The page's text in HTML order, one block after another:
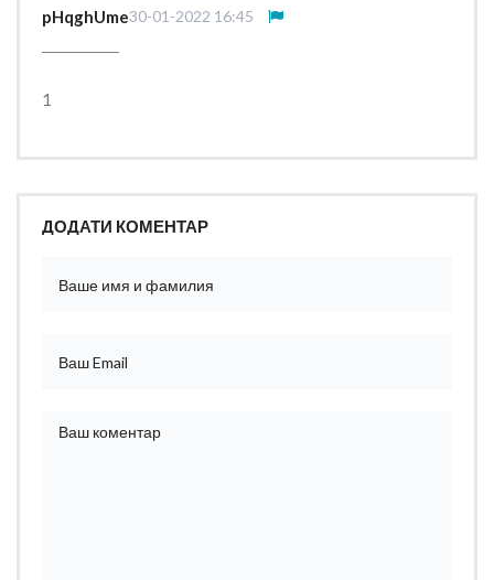
pHqghUme30-01-2022 16:45
1
ДОДАТИ КОМЕНТАР